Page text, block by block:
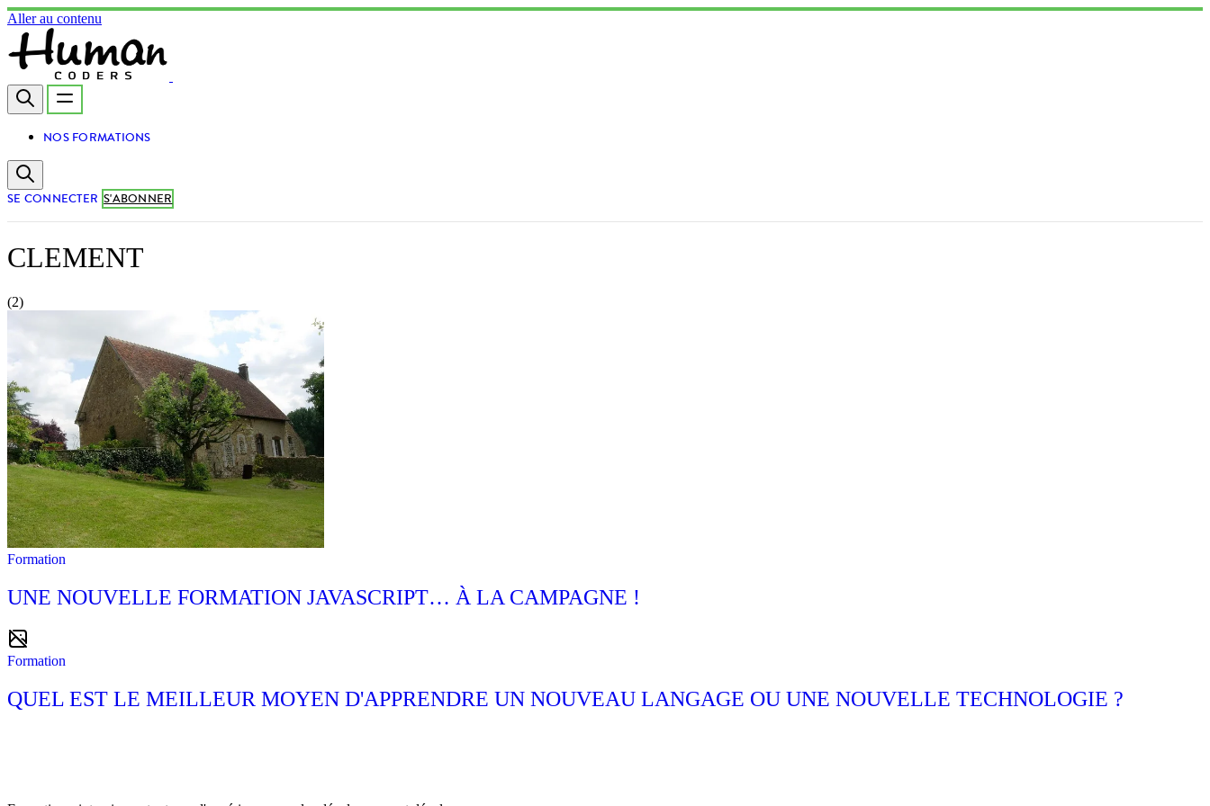
Aller au contenu
NOS FORMATIONS
SE CONNECTER S'ABONNER
CLEMENT
(2)
Formation
UNE NOUVELLE FORMATION JAVASCRIPT… À LA CAMPAGNE !
Formation
QUEL EST LE MEILLEUR MOYEN D'APPRENDRE UN NOUVEAU LANGAGE OU UNE NOUVELLE TECHNOLOGIE ?